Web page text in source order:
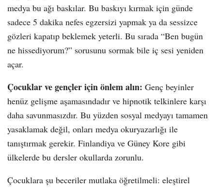
medya bu ağı baskılar. Bu baskıyı kırmak için günde
sadece 5 dakika nefes egzersizi yapmak ya da sessizce
gözleri kapatıp beklemek yeterli. Bu sırada “Ben bugün
ne hissediyorum?” sorusunu sormak bile iç sesi yeniden
açar.
Çocuklar ve gençler için önlem alın: Genç beyinler
henüz gelişme aşamasındadır ve hipnotik telkinlere karşı
daha savunmasızdır. Bu yüzden sosyal medyayı tamamen
yasaklamak değil, onları medya okuryazarlığı ile
tanıştırmak gerekir. Finlandiya ve Güney Kore gibi
ülkelerde bu dersler okullarda zorunlu.
Çocuklara şu beceriler mutlaka öğretilmeli: eleştirel